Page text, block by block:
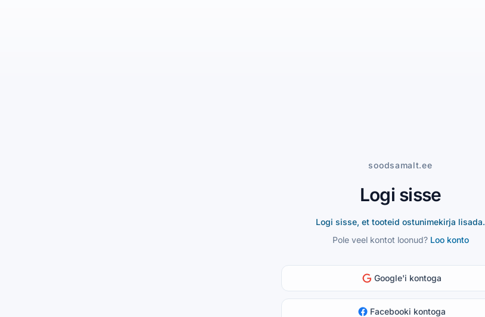
soodsamalt.ee
Logi sisse
Logi sisse, et tooteid ostunimekirja lisada.
Pole veel kontot loonud? Loo konto
Google'i kontoga
Facebooki kontoga